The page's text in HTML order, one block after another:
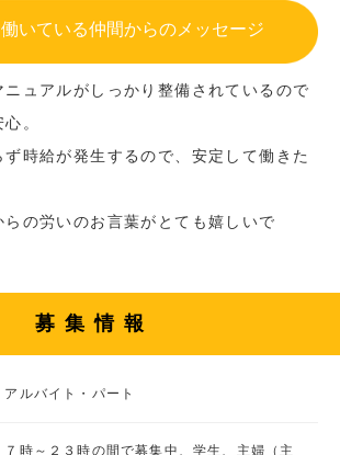
働いている仲間からのメッセージ
ュアルがしっかり整備されているので
。
時給が発生するので、安定して働きた
の労いのお言葉がとても嬉しいで
募集情報
アルバイト・パート
７時～２３時の間で募集中、学生、主婦（主